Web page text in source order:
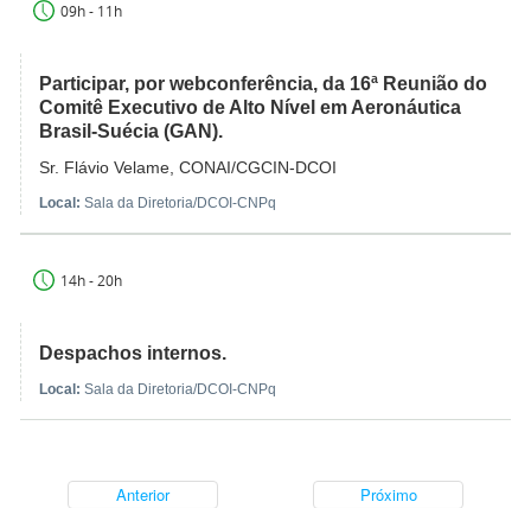
09h - 11h
Participar, por webconferência, da 16ª Reunião do
Comitê Executivo de Alto Nível em Aeronáutica
Brasil-Suécia (GAN).
Sr. Flávio Velame, CONAI/CGCIN-DCOI
Local: Sala da Diretoria/DCOI-CNPq
14h - 20h
Despachos internos.
Local: Sala da Diretoria/DCOI-CNPq
Anterior Próximo